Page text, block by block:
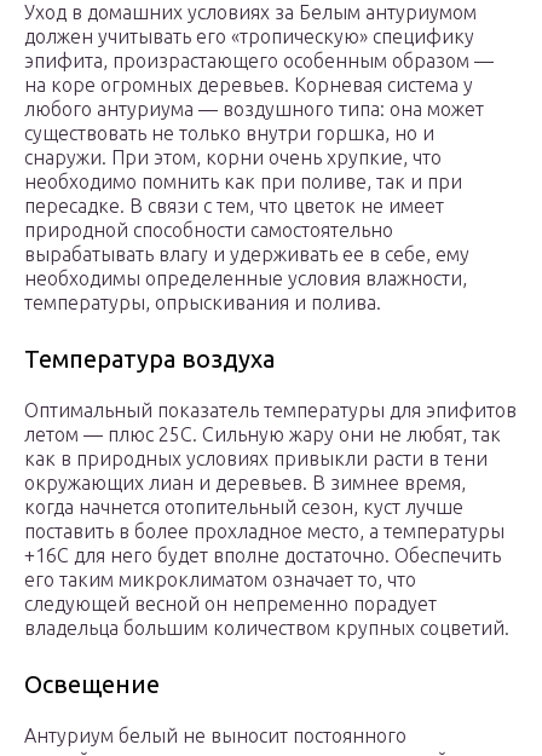
Уход в домашних условиях за Белым антуриумом
должен учитывать его «тропическую» специфику
эпифита, произрастающего особенным образом —
на коре огромных деревьев. Корневая система у
любого антуриума — воздушного типа: она может
существовать не только внутри горшка, но и
снаружи. При этом, корни очень хрупкие, что
необходимо помнить как при поливе, так и при
пересадке. В связи с тем, что цветок не имеет
природной способности самостоятельно
вырабатывать влагу и удерживать ее в себе, ему
необходимы определенные условия влажности,
температуры, опрыскивания и полива.
Температура воздуха
Оптимальный показатель температуры для эпифитов
летом — плюс 25С. Сильную жару они не любят, так
как в природных условиях привыкли расти в тени
окружающих лиан и деревьев. В зимнее время,
когда начнется отопительный сезон, куст лучше
поставить в более прохладное место, а температуры
+16С для него будет вполне достаточно. Обеспечить
его таким микроклиматом означает то, что
следующей весной он непременно порадует
владельца большим количеством крупных соцветий.
Освещение
Антуриум белый не выносит постоянного